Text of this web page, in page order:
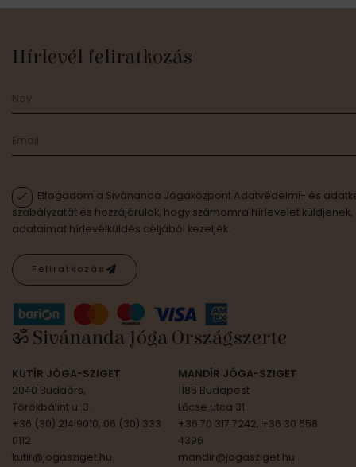
Hírlevél feliratkozás
Elfogadom a Sivánanda Jógaközpont Adatvédelmi- és
szabályzatát és hozzájárulok, hogy számomra hírlevelet küldjenek,
adataimat hírlevélküldés céljából kezeljék.
Feliratkozás
ॐ Sivánanda Jóga Országszerte
KUTÍR JÓGA-SZIGET
2040 Budaörs,
Törökbálint u. 3.
+36 (30) 214 9010, 06 (30) 333
0112
kutir@jogasziget.hu
MANDÍR JÓGA-SZIGET
1185 Budapest
Lőcse utca 31.
+36 70 317 7242, +36 30 658
4396
mandir@jogasziget.hu